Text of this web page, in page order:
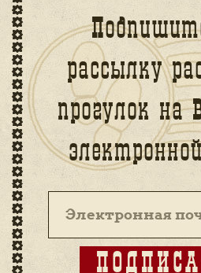
рассылку
прогулок на